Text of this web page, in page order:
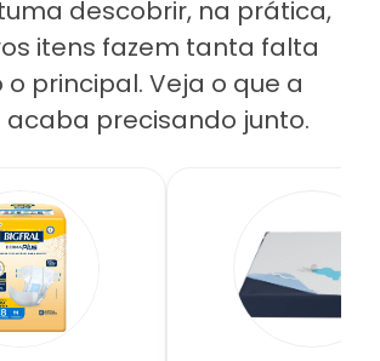
descobrir, na prática,
itens fazem tanta falta
principal. Veja o que a
acaba precisando junto.